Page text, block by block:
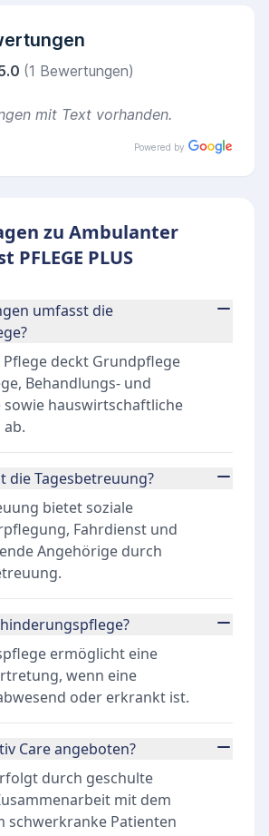
(1 Bewertungen)
mit Text vorhanden.
Powered by
zu Ambulanter
PFLEGE PLUS
umfasst die
deckt Grundpflege
Behandlungs- und
sowie hauswirtschaftliche
die Tagesbetreuung?
bietet soziale
Fahrdienst und
Angehörige durch
ermöglicht eine
wenn eine
oder erkrankt ist.
Care angeboten?
durch geschulte
mit dem
schwerkranke Patienten